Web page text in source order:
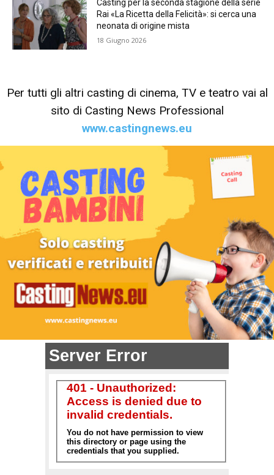
Casting per la seconda stagione della serie
Rai «La Ricetta della Felicità»: si cerca una
neonata di origine mista
18 Giugno 2026
Per tutti gli altri casting di cinema, TV e teatro vai al
sito di Casting News Professional
www.castingnews.eu